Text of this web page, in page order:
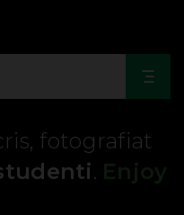
fotografiat
. Enjoy